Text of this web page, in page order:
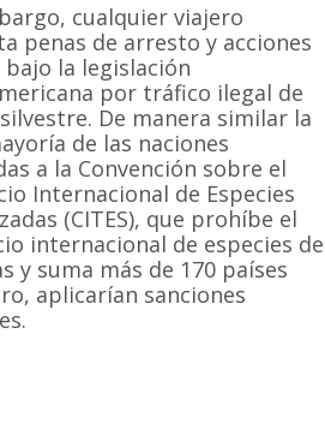
cualquier viajero
penas de arresto y acciones
bajo la legislación
por tráfico ilegal de
De manera similar la
de las naciones
a la Convención sobre el
Internacional de Especies
(CITES), que prohíbe el
internacional de especies de
y suma más de 170 países
aplicarían sanciones